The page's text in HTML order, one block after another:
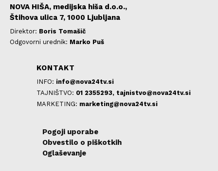
NOVA HIŠA, medijska hiša d.o.o.,
Štihova ulica 7, 1000 Ljubljana
Direktor: Boris Tomašič
Odgovorni urednik: Marko Puš
KONTAKT
INFO: info@nova24tv.si
TAJNIŠTVO: 01 2355293, tajnistvo@nova24tv.si
MARKETING: marketing@nova24tv.si
Pogoji uporabe
Obvestilo o piškotkih
Oglaševanje